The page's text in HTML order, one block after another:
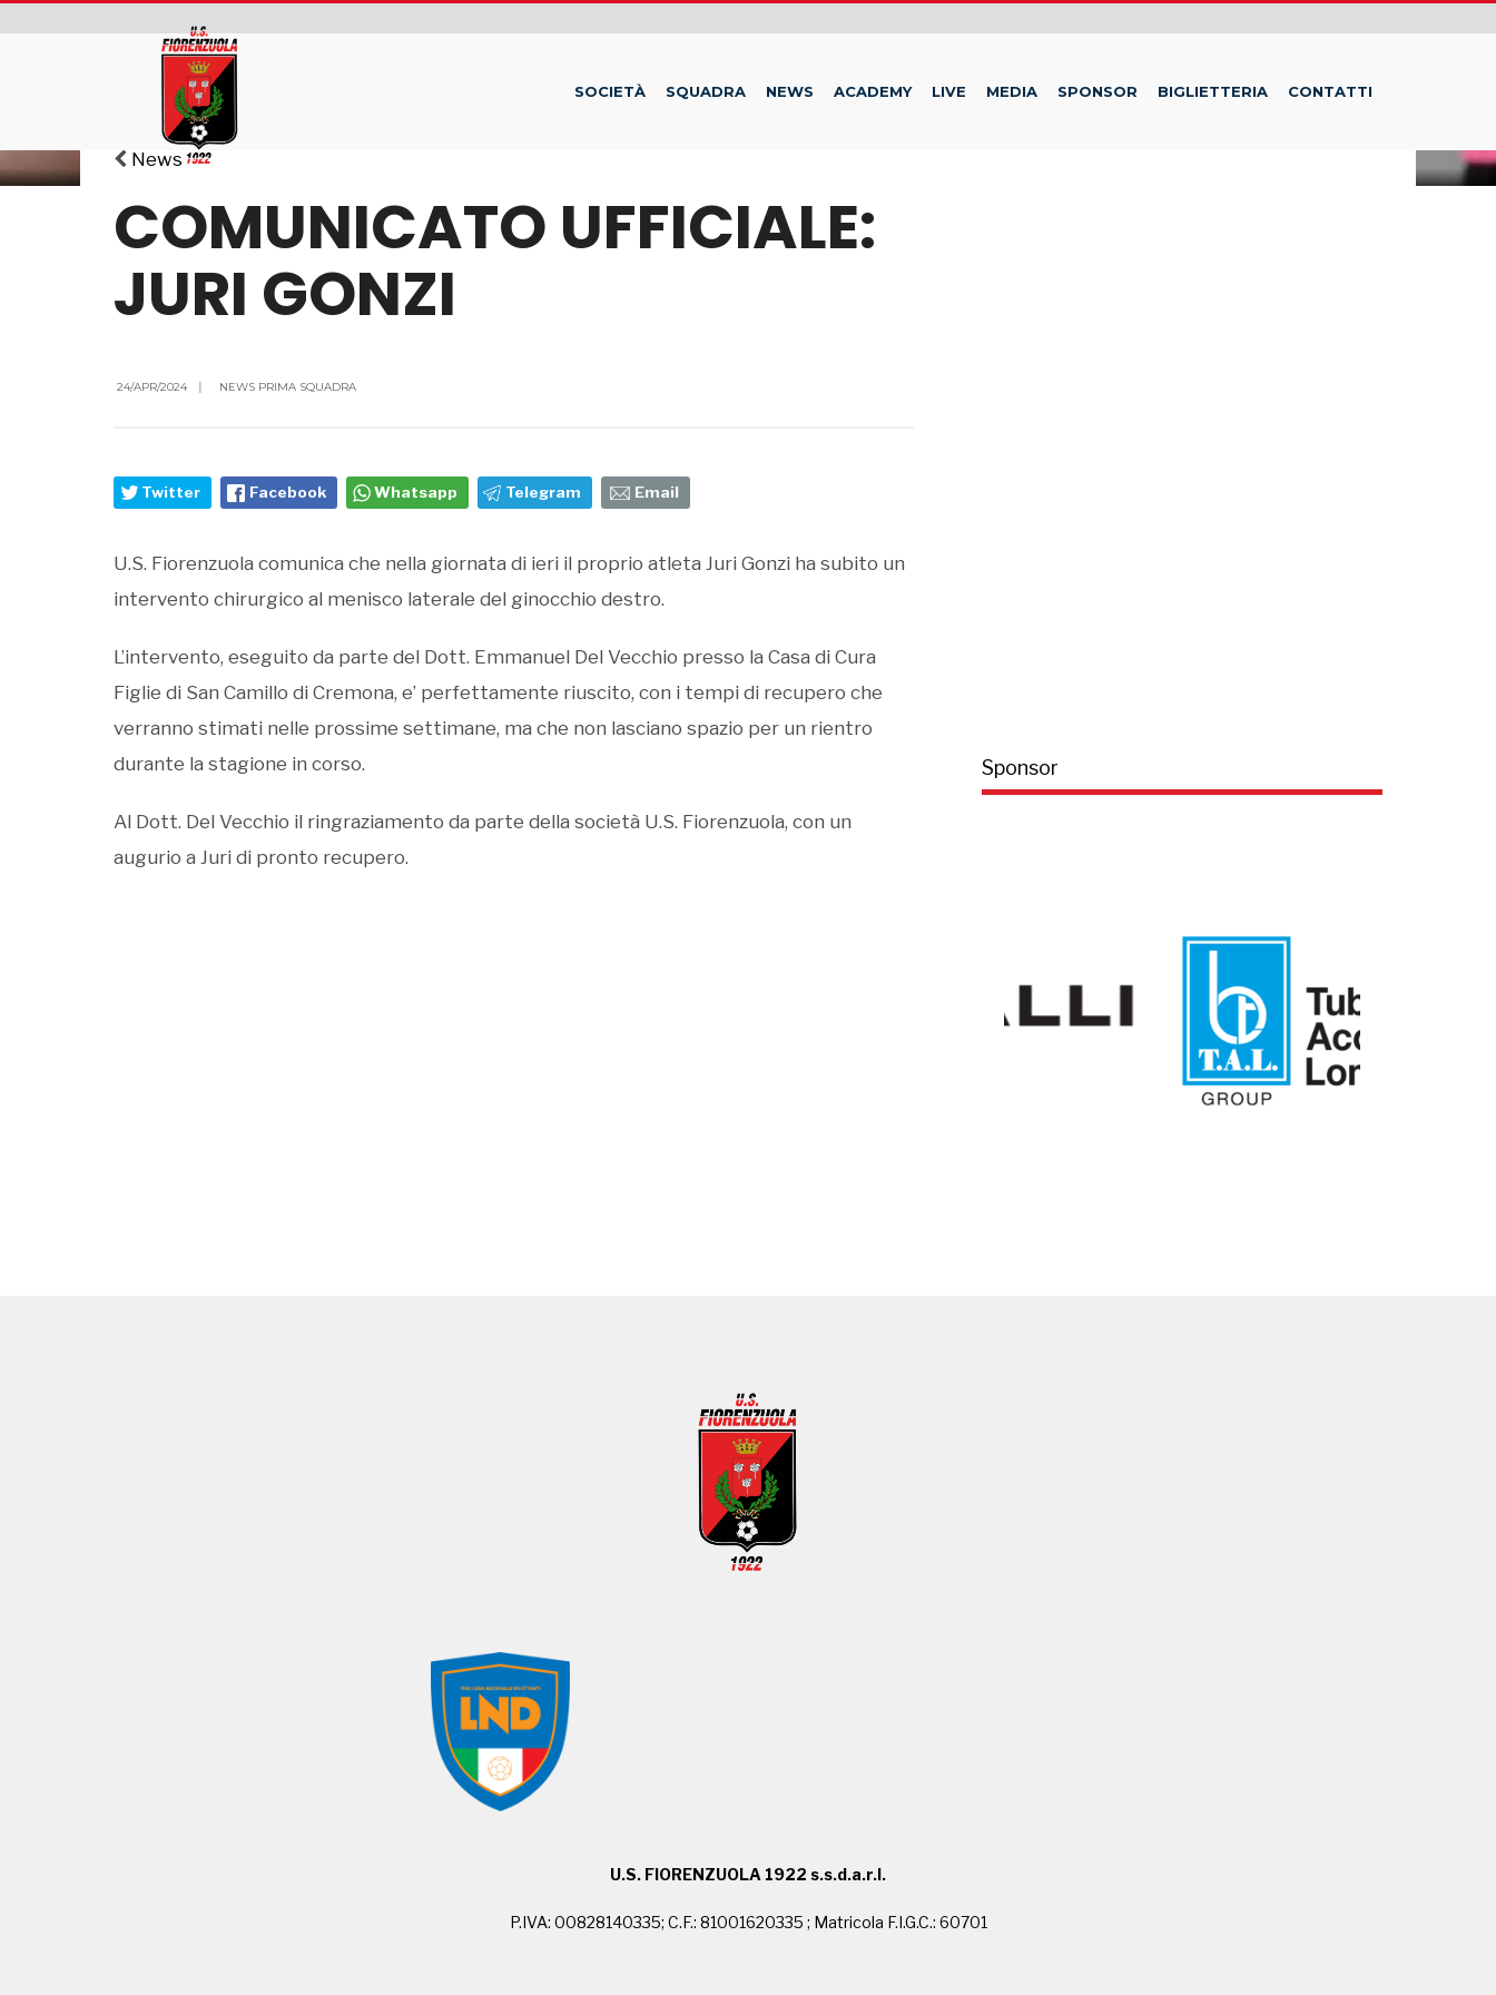
SOCIETÀ SQUADRA NEWS ACADEMY LIVE MEDIA SPONSOR BIGLIETTERIA CONTATTI
News
COMUNICATO UFFICIALE:
JURI GONZI
24/APR/2024 | NEWS PRIMA SQUADRA
Twitter Facebook Whatsapp Telegram Email
U.S. Fiorenzuola comunica che nella giornata di ieri il proprio atleta Juri Gonzi ha subito un
intervento chirurgico al menisco laterale del ginocchio destro.
L’intervento, eseguito da parte del Dott. Emmanuel Del Vecchio presso la Casa di Cura
Figlie di San Camillo di Cremona, e’ perfettamente riuscito, con i tempi di recupero che
verranno stimati nelle prossime settimane, ma che non lasciano spazio per un rientro
durante la stagione in corso.
Al Dott. Del Vecchio il ringraziamento da parte della società U.S. Fiorenzuola, con un
augurio a Juri di pronto recupero.
Sponsor
U.S. FIORENZUOLA 1922 s.s.d.a.r.l.
P.IVA: 00828140335; C.F.: 81001620335 ; Matricola F.I.G.C.: 60701